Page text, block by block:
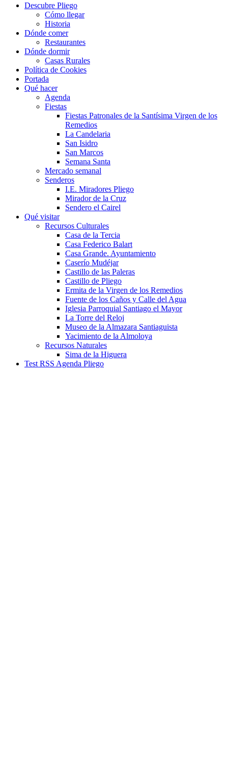
Descubre Pliego
Cómo llegar
Historia
Dónde comer
Restaurantes
Dónde dormir
Casas Rurales
Política de Cookies
Portada
Qué hacer
Agenda
Fiestas
Fiestas Patronales de la Santísima Virgen de los
Remedios
La Candelaria
San Isidro
San Marcos
Semana Santa
Mercado semanal
Senderos
I.E. Miradores Pliego
Mirador de la Cruz
Sendero el Cairel
Qué visitar
Recursos Culturales
Casa de la Tercia
Casa Federico Balart
Casa Grande. Ayuntamiento
Caserío Mudéjar
Castillo de las Paleras
Castillo de Pliego
Ermita de la Virgen de los Remedios
Fuente de los Caños y Calle del Agua
Iglesia Parroquial Santiago el Mayor
La Torre del Reloj
Museo de la Almazara Santiaguista
Yacimiento de la Almoloya
Recursos Naturales
Sima de la Higuera
Test RSS Agenda Pliego